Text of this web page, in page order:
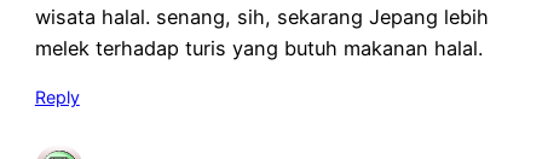
wisata halal. senang, sih, sekarang Jepang lebih
melek terhadap turis yang butuh makanan halal.
Reply